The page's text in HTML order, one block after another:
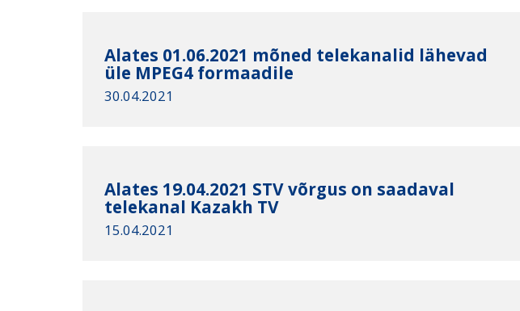
Alates 01.06.2021 mõned telekanalid lähevad
üle MPEG4 formaadile
30.04.2021
Alates 19.04.2021 STV võrgus on saadaval
telekanal Kazakh TV
15.04.2021